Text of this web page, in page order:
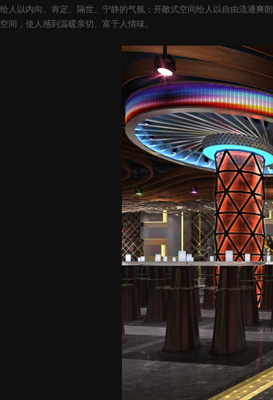
给人以内向、肯定、隔世、宁静的气氛；开敞式空间给人以自由流通爽
空间，使人感到温暖亲切、富于人情味。